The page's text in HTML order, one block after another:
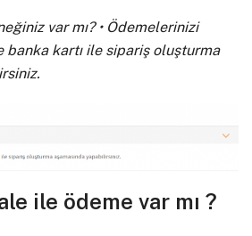
var mı? • Ödemelerinizi
banka kartı ile sipariş oluşturma
ile ödeme var mı ?